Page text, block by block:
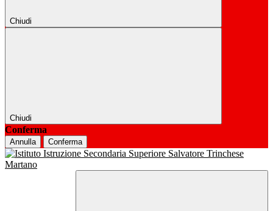
Chiudi
Chiudi
Conferma
Annulla Conferma